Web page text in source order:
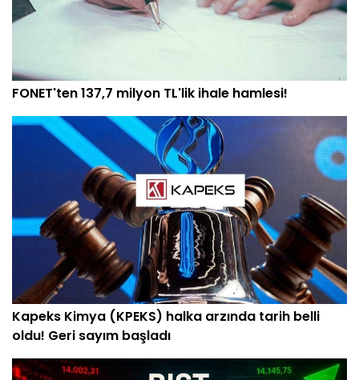
FONET'ten 137,7 milyon TL'lik ihale hamlesi!
Kapeks Kimya (KPEKS) halka arzında tarih belli
oldu! Geri sayım başladı